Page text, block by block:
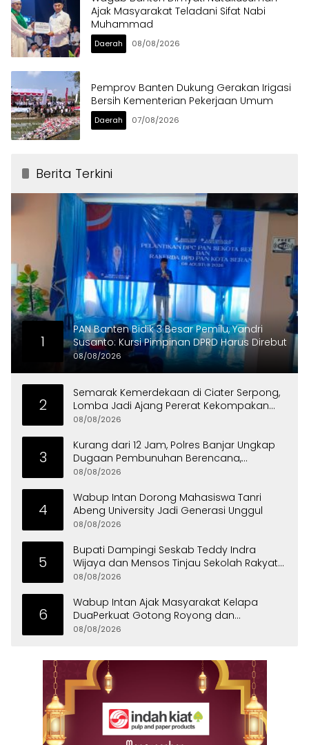
Ajak Masyarakat Teladani Sifat Nabi
Muhammad
Daerah 08/08/2026
Pemprov Banten Dukung Gerakan Irigasi
Bersih Kementerian Pekerjaan Umum
Daerah 07/08/2026
Berita Terkini
1
PAN Banten Bidik 3 Besar Pemilu, Yandri
Susanto: Kursi Pimpinan DPRD Harus Direbut
08/08/2026
2
Semarak Kemerdekaan di Ciater Serpong,
Lomba Jadi Ajang Pererat Kekompakan
Warga
08/08/2026
3
Kurang dari 12 Jam, Polres Banjar Ungkap
Dugaan Pembunuhan Berencana,
Tersangka Diciduk di Bandung
08/08/2026
4
Wabup Intan Dorong Mahasiswa Tanri
Abeng University Jadi Generasi Unggul
08/08/2026
5
Bupati Dampingi Seskab Teddy Indra
Wijaya dan Mensos Tinjau Sekolah Rakyat
di Curug
08/08/2026
6
Wabup Intan Ajak Masyarakat Kelapa
DuaPerkuat Gotong Royong dan
Persatuan
08/08/2026